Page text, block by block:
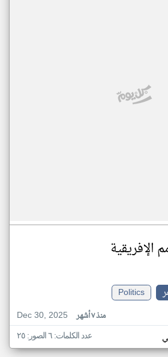
الإفريقية
Politics
Dec 30, 2025
منذ ٧ أشهر
عدد الكلمات: ٦ الصور: ٢٥